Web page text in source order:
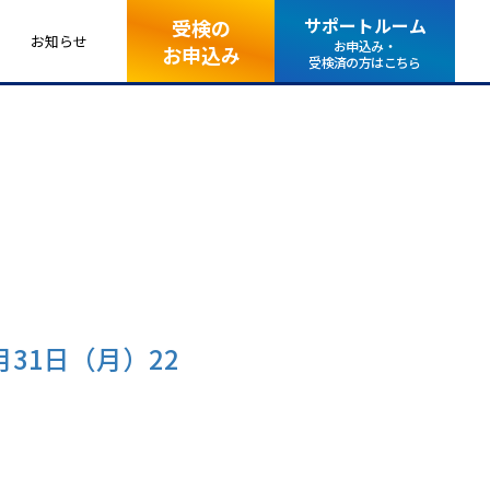
お知らせ
受検の
お申込み
サポートルーム
お申込み・
受検済の方はこちら
31日（月）22